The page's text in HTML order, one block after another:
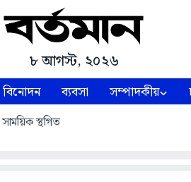
৮ আগস্ট, ২০২৬
বিনোদন ব্যবসা সম্পাদকীয়
সাময়িক স্থগিত